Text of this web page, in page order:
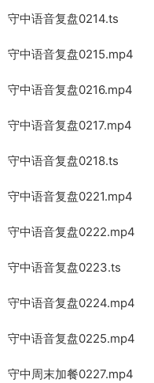
守中语音复盘0214.ts
守中语音复盘0215.mp4
守中语音复盘0216.mp4
守中语音复盘0217.mp4
守中语音复盘0218.ts
守中语音复盘0221.mp4
守中语音复盘0222.mp4
守中语音复盘0223.ts
守中语音复盘0224.mp4
守中语音复盘0225.mp4
守中周末加餐0227.mp4